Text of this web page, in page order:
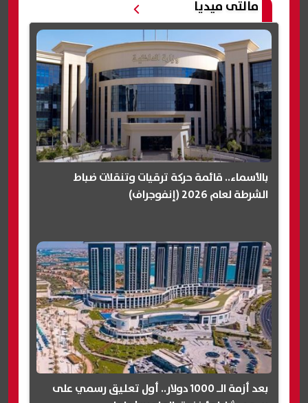
مالتى ميديا
بالأسماء.. قائمة حركة ترقيات وتنقلات ضباط
الشرطة لعام 2026 (إنفوجراف)
بعد أزمة الـ 1000 دولار.. أول تعليق رسمي على